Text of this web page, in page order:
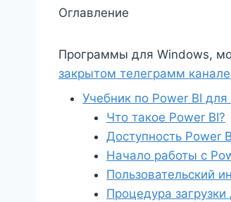
Оглавление
Программы для Windows,
закрытом телеграмм
Учебник по Power BI
Что такое Power BI?
Доступность Power
Начало работы с
Пользовательский
Процедура